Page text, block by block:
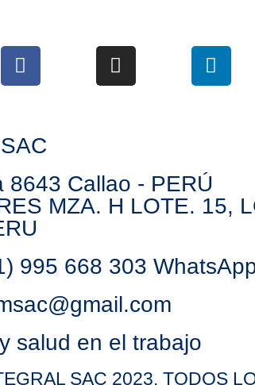
8643 Callao - PERÚ
MZA. H LOTE. 15,
995 668 303
salud en el trabajo
SAC 2023. TODOS